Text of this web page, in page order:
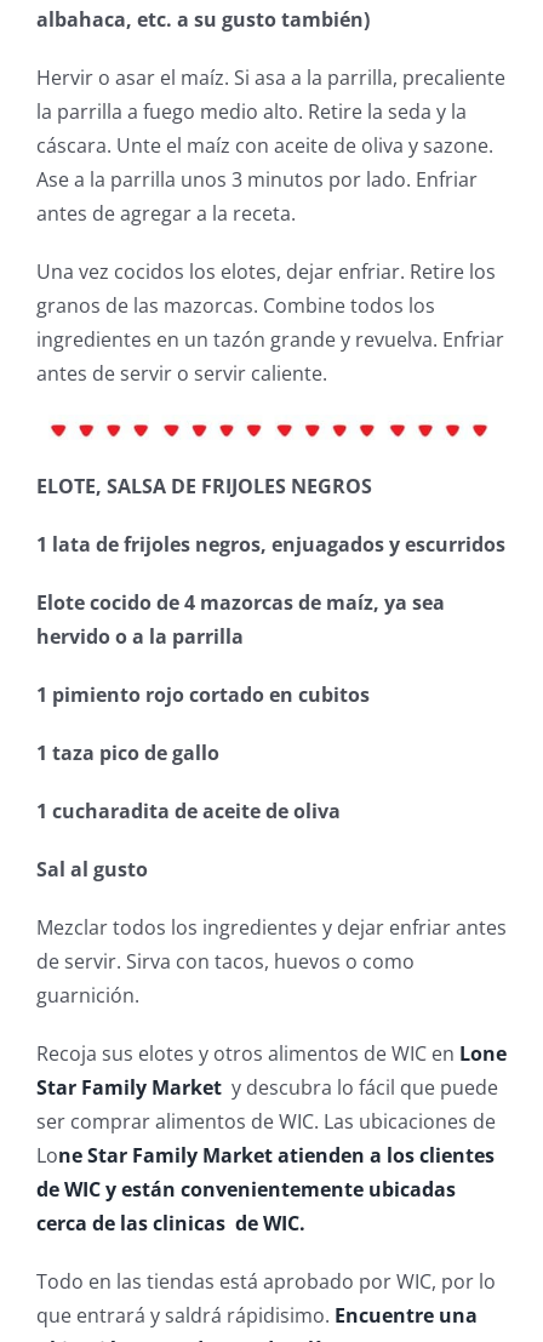
albahaca, etc. a su gusto también)
Hervir o asar el maíz. Si asa a la parrilla, precaliente
la parrilla a fuego medio alto. Retire la seda y la
cáscara. Unte el maíz con aceite de oliva y sazone.
Ase a la parrilla unos 3 minutos por lado. Enfriar
antes de agregar a la receta.
Una vez cocidos los elotes, dejar enfriar. Retire los
granos de las mazorcas. Combine todos los
ingredientes en un tazón grande y revuelva. Enfriar
antes de servir o servir caliente.
ELOTE, SALSA DE FRIJOLES NEGROS
1 lata de frijoles negros, enjuagados y escurridos
Elote cocido de 4 mazorcas de maíz, ya sea
hervido o a la parrilla
1 pimiento rojo cortado en cubitos
1 taza pico de gallo
1 cucharadita de aceite de oliva
Sal al gusto
Mezclar todos los ingredientes y dejar enfriar antes
de servir. Sirva con tacos, huevos o como
guarnición.
Recoja sus elotes y otros alimentos de WIC en Lone
Star Family Market y descubra lo fácil que puede
ser comprar alimentos de WIC. Las ubicaciones de
Lone Star Family Market atienden a los clientes
de WIC y están convenientemente ubicadas
cerca de las clinicas de WIC.
Todo en las tiendas está aprobado por WIC, por lo
que entrará y saldrá rápidisimo. Encuentre una